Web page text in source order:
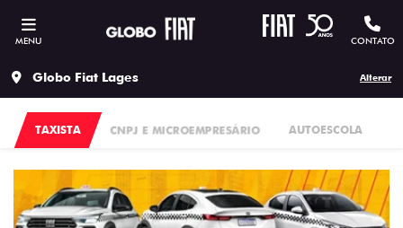
MENU CONTATO
Globo Fiat Lages Alterar
CNPJ E MICROEMPRESÁRIO AUTOESCOLA
TAXISTA